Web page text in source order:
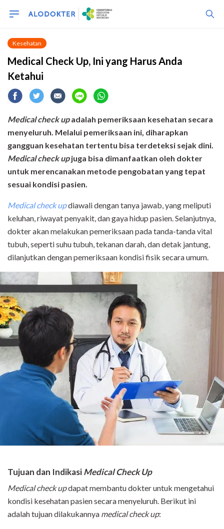
Kesehatan
Medical Check Up, Ini yang Harus Anda
Ketahui
Medical check upadalah pemeriksaan kesehatan secara
menyeluruh. Melalui pemeriksaan ini, diharapkan
gangguan kesehatan tertentu bisa terdeteksi sejak dini.
Medical check upjuga bisa dimanfaatkan oleh dokter
untuk merencanakan metode pengobatan yang tepat
sesuai kondisi pasien.
Medical check updiawali dengan tanya jawab, yang meliputi
keluhan, riwayat penyakit, dan gaya hidup pasien. Selanjutnya,
dokter akan melakukan pemeriksaan pada tanda-tanda vital
tubuh, seperti suhu tubuh, tekanan darah, dan detak jantung,
dilanjutkan dengan pemeriksaan kondisi fisik secara umum.
Tujuan dan IndikasiMedical Check Up
Medical check updapat membantu dokter untuk mengetahui
kondisi kesehatan pasien secara menyeluruh. Berikut ini
adalah tujuan dilakukannya medical check up: